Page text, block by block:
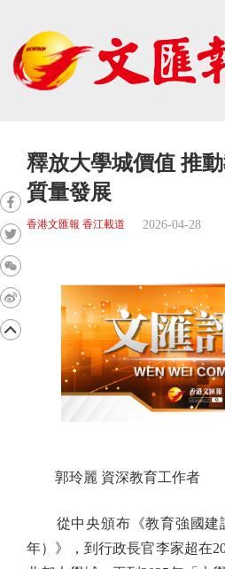
釋放大學城價值 推
質量發展
香港文匯報 香江載道 2026-04-28
郭玲麗 資深教育工作者
從中央頒布《教育強國建
年）》，到行政長官李家超在